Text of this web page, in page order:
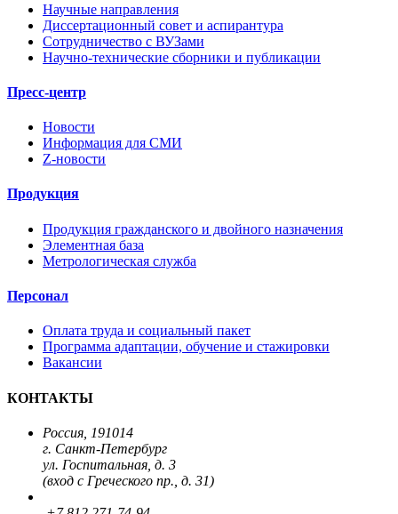
Научные направления
Диссертационный совет и аспирантура
Сотрудничество с ВУЗами
Научно-технические сборники и публикации
Пресс-центр
Новости
Информация для СМИ
Z-новости
Продукция
Продукция гражданского и двойного назначения
Элементная база
Метрологическая служба
Персонал
Оплата труда и социальный пакет
Программа адаптации, обучение и стажировки
Вакансии
КОНТАКТЫ
Россия, 191014
г. Санкт-Петербург
ул. Госпитальная, д. 3
(вход с Греческого пр., д. 31)